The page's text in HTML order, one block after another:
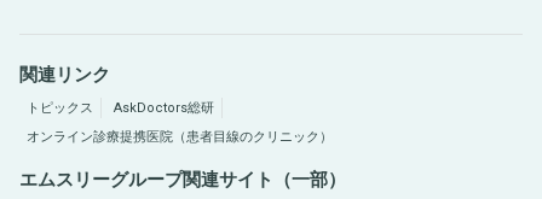
関連リンク
トピックス
AskDoctors総研
オンライン診療提携医院（患者目線のクリニック）
エムスリーグループ関連サイト（一部）